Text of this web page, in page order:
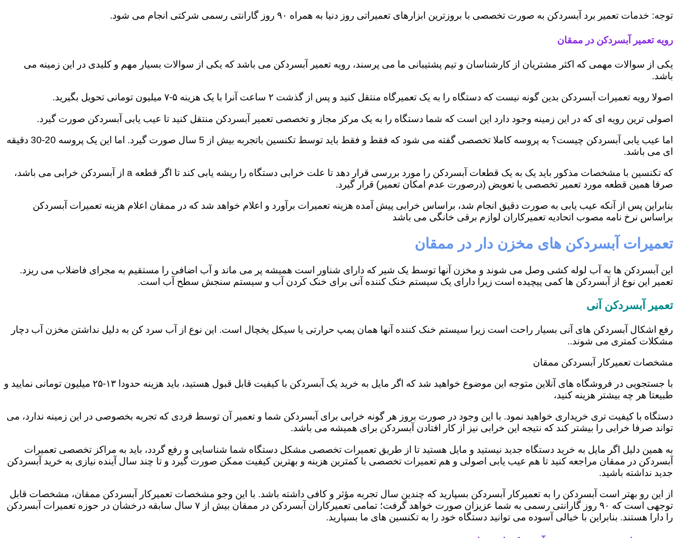
توجه: خدمات تعمیر برد آبسردکن به صورت تخصصی با بروزترین ابزارهای تعمیراتی روز دنیا به همراه ۹۰ روز گارانتی رسمی شرکتی انجام می شود.
رویه تعمیر آبسردکن در ممقان
یکی از سوالات مهمی که اکثر مشتریان از کارشناسان و تیم پشتیبانی ما می پرسند، رویه تعمیر آبسردکن می باشد که یکی از سوالات بسیار مهم و کلیدی در این زمینه می
باشد.
اصولا رویه تعمیرات آبسردکن بدین گونه نیست که دستگاه را به یک تعمیرگاه منتقل کنید و پس از گذشت ۲ ساعت آنرا با یک هزینه ۵-۷ میلیون تومانی تحویل بگیرید.
اصولی ترین رویه ای که در این زمینه وجود دارد این است که شما دستگاه را به یک مرکز مجاز و تخصصی تعمیر آبسردکن منتقل کنید تا عیب یابی آبسردکن صورت گیرد.
اما عیب یابی آبسردکن چیست؟ به پروسه کاملا تخصصی گفته می شود که فقط و فقط باید توسط تکنسین باتجربه بیش از 5 سال صورت گیرد. اما این یک پروسه 20-30 دقیقه
ای می باشد.
که تکنسین با مشخصات مذکور باید یک به یک قطعات آبسردکن را مورد بررسی قرار دهد تا علت خرابی دستگاه را ریشه یابی کند تا اگر قطعه a از آبسردکن خرابی می باشد،
صرفا همین قطعه مورد تعمیر تخصصی یا تعویض (درصورت عدم امکان تعمیر) قرار گیرد.
بنابراین پس از آنکه عیب یابی به صورت دقیق انجام شد، براساس خرابی پیش آمده هزینه تعمیرات برآورد و اعلام خواهد شد که در ممقان اعلام هزینه تعمیرات آبسردکن
براساس نرخ نامه مصوب اتحادیه تعمیرکاران لوازم برقی خانگی می باشد
تعمیرات آبسردکن های مخزن دار در ممقان
این آبسردکن ها به آب لوله کشی وصل می شوند و مخزن آنها توسط یک شیر که دارای شناور است همیشه پر می ماند و آب اضافی را مستقیم به مجرای فاضلاب می ریزد.
تعمیر این نوع از آبسردکن ها کمی پیچیده است زیرا دارای یک سیستم خنک کننده آنی برای خنک کردن آب و سیستم سنجش سطح آب است.
تعمیر آبسردکن آنی
رفع اشکال آبسردکن های آنی بسیار راحت است زیرا سیستم خنک کننده آنها همان پمپ حرارتی یا سیکل یخچال است. این نوع از آب سرد کن به دلیل نداشتن مخزن آب دچار
مشکلات کمتری می شوند..
مشخصات تعمیرکار آبسردکن ممقان
با جستجویی در فروشگاه های آنلاین متوجه این موضوع خواهید شد که اگر مایل به خرید یک آبسردکن با کیفیت قابل قبول هستید، باید هزینه حدودا ۱۳-۲۵ میلیون تومانی نمایید و
طبیعتا هر چه بیشتر هزینه کنید،
دستگاه با کیفیت تری خریداری خواهید نمود. با این وجود در صورت بروز هر گونه خرابی برای آبسردکن شما و تعمیر آن توسط فردی که تجربه بخصوصی در این زمینه ندارد، می
تواند صرفا خرابی را بیشتر کند که نتیجه این خرابی نیز از کار افتادن آبسردکن برای همیشه می باشد.
به همین دلیل اگر مایل به خرید دستگاه جدید نیستید و مایل هستید تا از طریق تعمیرات تخصصی مشکل دستگاه شما شناسایی و رفع گردد، باید به مراکز تخصصی تعمیرات
آبسردکن در ممقان مراجعه کنید تا هم عیب یابی اصولی و هم تعمیرات تخصصی با کمترین هزینه و بهترین کیفیت ممکن صورت گیرد و تا چند سال آینده نیازی به خرید آبسردکن
جدید نداشته باشید.
از این رو بهتر است آبسردکن را به تعمیرکار آبسردکن بسپارید که چندین سال تجربه مؤثر و کافی داشته باشد. با این وجو مشخصات تعمیرکار آبسردکن ممقان، مشخصات قابل
توجهی است که ۹۰ روز گارانتی رسمی به شما عزیزان صورت خواهد گرفت؛ تمامی تعمیرکاران آبسردکن در ممقان بیش از ۷ سال سابقه درخشان در حوزه تعمیرات آبسردکن
را دارا هستند. بنابراین با خیالی آسوده می توانید دستگاه خود را به تکنسین های ما بسپارید.